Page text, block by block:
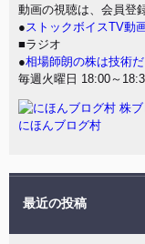
動画の視聴は、会員登
●ストックボイスTV動
■ラジオ
●相場師朗の株は技術だ
毎週火曜日 18:00～
にほんブログ村
最近の投稿